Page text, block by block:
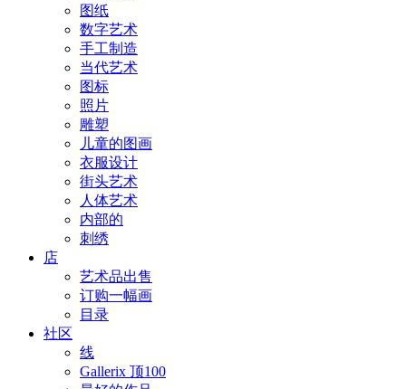
图纸
数字艺术
手工制造
当代艺术
图标
照片
雕塑
儿童的图画
衣服设计
街头艺术
人体艺术
内部的
刺绣
店
艺术品出售
订购一幅画
目录
社区
线
Gallerix 顶100